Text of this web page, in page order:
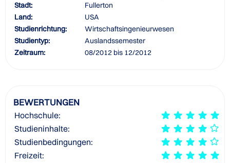
Stadt:
Fullerton
Land:
USA
Studienrichtung:
Wirtschaftsingenieurwesen
Studientyp:
Auslandssemester
Zeitraum:
08/2012 bis 12/2012
BEWERTUNGEN
Hochschule:
Studieninhalte:
Studienbedingungen:
Freizeit: